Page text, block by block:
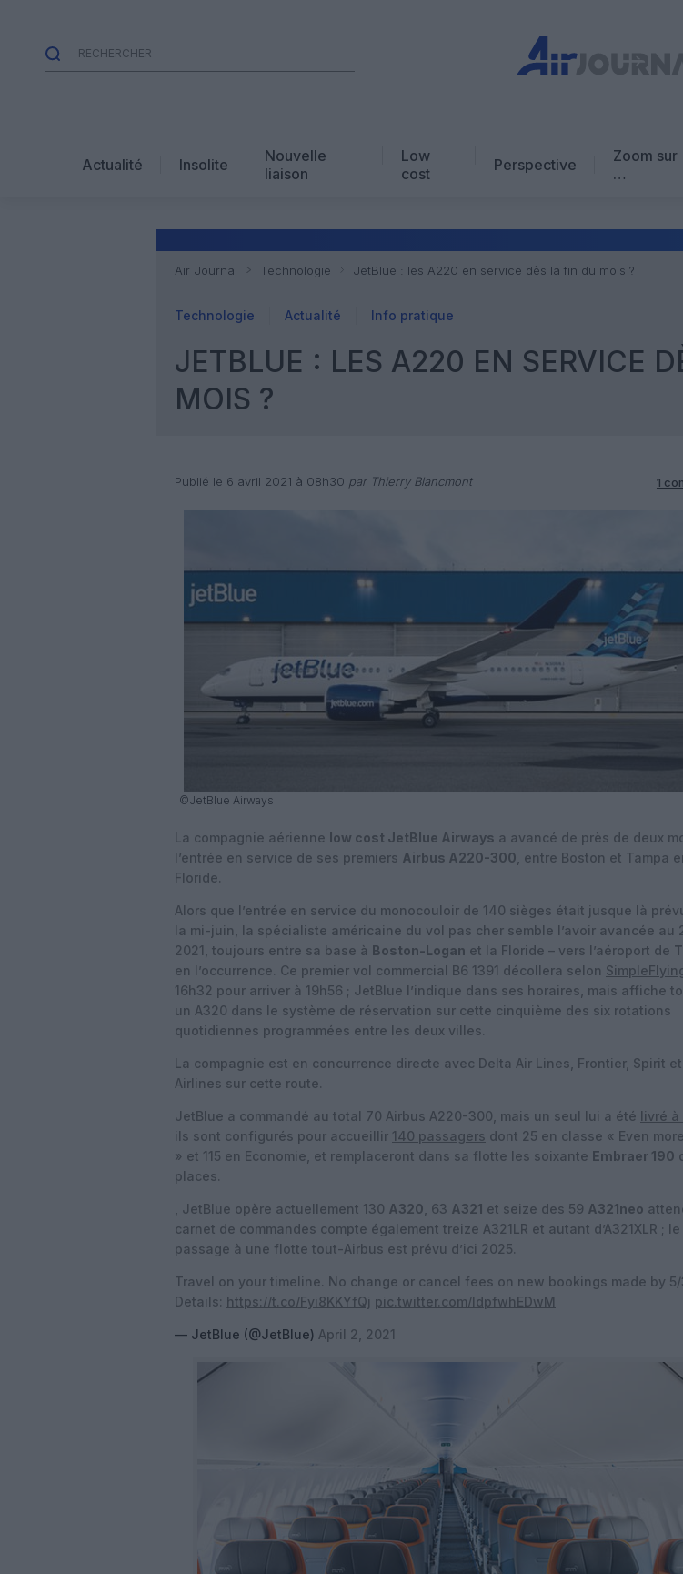
Actualité Insolite
Nouvelle
liaison
Low
cost
Perspective
Zoom sur
…
Avis
Air Journal Technologie JetBlue : les A220 en service dès la fin du mois ?
Technologie Actualité Info pratique
JETBLUE : LES A220 EN SERVICE
MOIS ?
Publié le 6 avril 2021 à 08h30 par Thierry Blancmont 1
©JetBlue Airways
La compagnie aérienne low cost JetBlue Airways a avancé de près de deux
l’entrée en service de ses premiers Airbus A220-300 , entre Boston et Tampa
Floride.
Alors que l’entrée en service du monocouloir de 140 sièges était jusque là
la mi-juin, la spécialiste américaine du vol pas cher semble l’avoir avancée au
2021, toujours entre sa base à Boston-Logan et la Floride – vers l’aéroport de
en l’occurrence. Ce premier vol commercial B6 1391 décollera selon
16h32 pour arriver à 19h56 ; JetBlue l’indique dans ses horaires, mais affiche
un A320 dans le système de réservation sur cette cinquième des six rotations
quotidiennes programmées entre les deux villes.
La compagnie est en concurrence directe avec Delta Air Lines, Frontier, Spirit
Airlines sur cette route.
JetBlue a commandé au total 70 Airbus A220-300, mais un seul lui a été livré à
ils sont configurés pour accueillir 140 passagers dont 25 en classe « Even
» et 115 en Economie, et remplaceront dans sa flotte les soixante Embraer 190
places.
, JetBlue opère actuellement 130 A320 , 63 A321 et seize des 59 A321neo
carnet de commandes compte également treize A321LR et autant d’A321XLR ; le
passage à une flotte tout-Airbus est prévu d’ici 2025.
Travel on your timeline. No change or cancel fees on new bookings made by 5/
Details: https://t.co/Fyi8KKYfQj pic.twitter.com/ldpfwhEDwM
— JetBlue (@JetBlue) April 2, 2021